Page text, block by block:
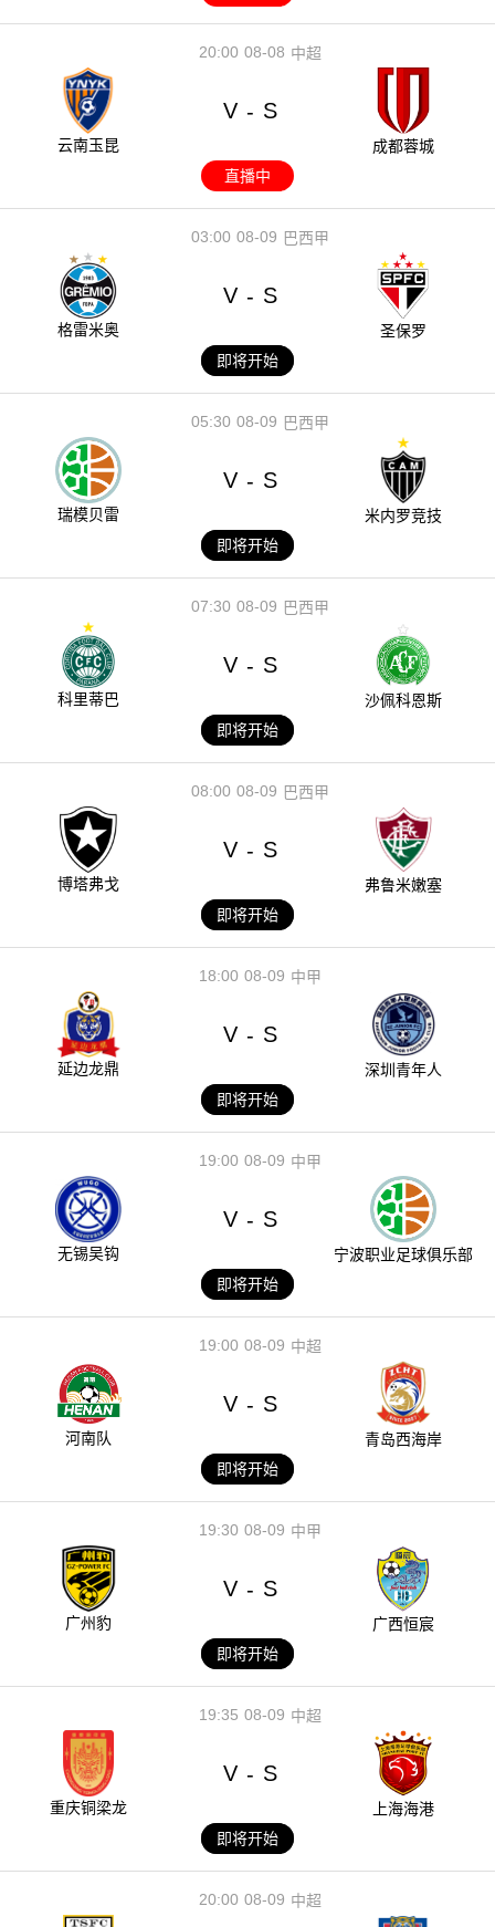
08-08
20:00 中超
云南玉昆
V - S
成都蓉城
直播中
08-09
03:00 巴西甲
格雷米奥
V - S
圣保罗
即将开始
08-09
05:30 巴西甲
瑞模贝雷
V - S
米内罗竞技
即将开始
08-09
07:30 巴西甲
科里蒂巴
V - S
沙佩科恩斯
即将开始
08-09
08:00 巴西甲
博塔弗戈
V - S
弗鲁米嫩塞
即将开始
08-09
18:00 中甲
延边龙鼎
V - S
深圳青年人
即将开始
08-09
19:00 中甲
无锡吴钩
V - S
宁波职业足球俱乐部
即将开始
08-09
19:00 中超
河南队
V - S
青岛西海岸
即将开始
08-09
19:30 中甲
广州豹
V - S
广西恒宸
即将开始
08-09
19:35 中超
重庆铜梁龙
V - S
上海海港
即将开始
08-09
20:00 中超